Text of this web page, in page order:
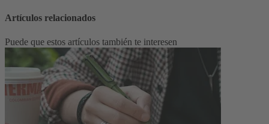
Artículos relacionados
Puede que estos artículos también te interesen